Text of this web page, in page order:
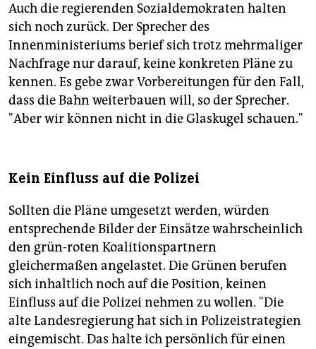
Auch die regierenden Sozialdemokraten halten
sich noch zurück. Der Sprecher des
Innenministeriums berief sich trotz mehrmaliger
Nachfrage nur darauf, keine konkreten Pläne zu
kennen. Es gebe zwar Vorbereitungen für den Fall,
dass die Bahn weiterbauen will, so der Sprecher.
"Aber wir können nicht in die Glaskugel schauen."
Kein Einfluss auf die Polizei
Sollten die Pläne umgesetzt werden, würden
entsprechende Bilder der Einsätze wahrscheinlich
den grün-roten Koalitionspartnern
gleichermaßen angelastet. Die Grünen berufen
sich inhaltlich noch auf die Position, keinen
Einfluss auf die Polizei nehmen zu wollen. "Die
alte Landesregierung hat sich in Polizeistrategien
eingemischt. Das halte ich persönlich für einen